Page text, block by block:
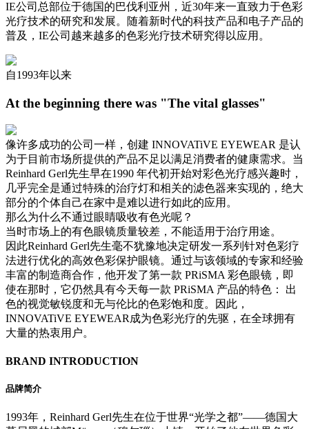
IE公司总部位于德国的巴伐利亚州，近30年来一直致力于色彩
光疗技术的研究和发展。随着新时代的科技产品和电子产品的
普及，IE公司越来越多的色彩光疗技术研究得以应用。
自1993年以来
At the beginning there was "The vital glasses"
像许多成功的公司一样，创建 INNOVATiVE EYEWEAR 是认
为于目前市场所提供的产品不足以满足消费者的健康需求。当
Reinhard Gerl先生早在1990 年代初开始对彩色光疗感兴趣时，
几乎完全是通过特殊的治疗灯和相关的滤色器来实现的，绝大
部分的个体自己在家中是难以进行如此的应用。
那么为什么不通过眼睛吸收有色光呢？
当时市场上的有色眼镜质量较差，不能适用于治疗用途。
因此Reinhard Gerl先生毫不犹豫地决定研发一系列针对色彩疗
法进行优化的高效色彩保护眼镜。通过与该领域的专家和经验
丰富的制造商合作，他开发了第一款 PRiSMA 彩色眼镜，即
使在那时，它仍然具有今天每一款 PRiSMA 产品的特色： 出
色的视觉敏锐度和无与伦比的色彩饱和度。因此，
INNOVATiVE EYEWEAR成为色彩光疗的先驱，在全球拥有
大量的热衷用户。
BRAND INTRODUCTION
品牌简介
1993年，Reinhard Gerl先生在位于世界“光学之都”——德国大